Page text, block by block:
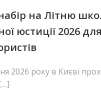
на Літню
юстиції 2026 для
2026 року в Києві